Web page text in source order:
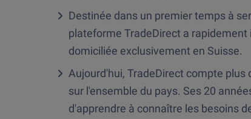
Destinée dans un premier temps à
plateforme TradeDirect a
domiciliée exclusivement en Suisse.
Aujourd'hui, TradeDirect compte
sur l'ensemble du pays. Ses 20
d'apprendre à connaître les besoins